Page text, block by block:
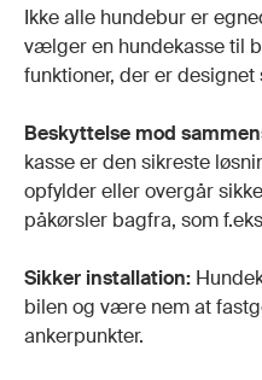
Ikke alle hundebur er
vælger en hundekasse til
funktioner, der er
Beskyttelse mod
kasse er den sikreste
opfylder eller overgår
påkørsler bagfra, som
Sikker installation:
bilen og være nem at
ankerpunkter.